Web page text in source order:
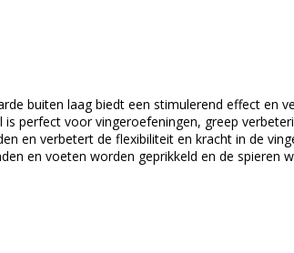
buiten laag biedt een stimulerend effect en
perfect voor vingeroefeningen, greep
en verbetert de flexibiliteit en kracht in de
en voeten worden geprikkeld en de spieren